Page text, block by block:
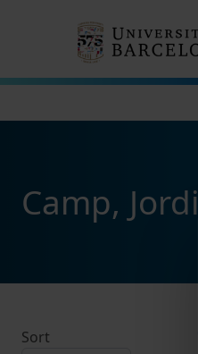
Camp, Jordi
Sort